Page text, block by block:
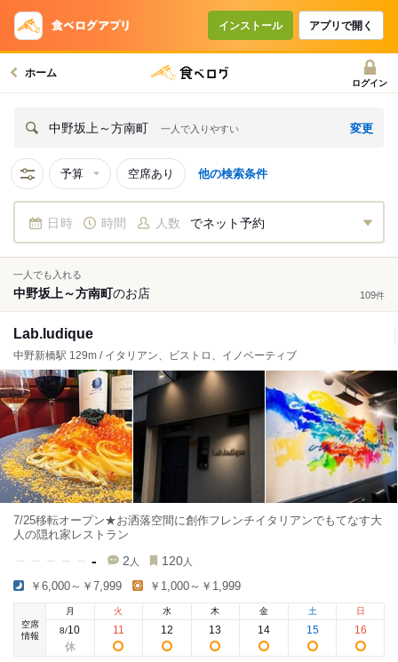
インストール アプリで開く
ホーム
ログイン
中野坂上～方南町 一人で入りやすい 変更
予算 空席あり 他の検索条件
日時 時間 人数 でネット予約
一人でも入れる
中野坂上～方南町のお店 109件
Lab.ludique
中野新橋駅 129m / イタリアン、ビストロ、イノベーティブ
7/25移転オープン★お洒落空間に創作フレンチイタリアンでもてなす大
人の隠れ家レストラン
- 2 人 120 人
￥6,000～￥7,999 ￥1,000～￥1,999
空席
情報
月
8/10
火
11
水
12
木
13
金
14
土
15
日
16